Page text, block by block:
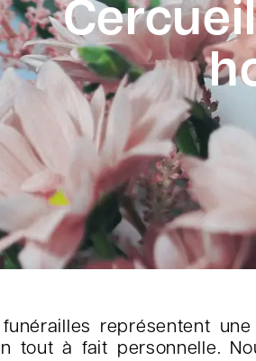
représentent
tout à fait personnelle.